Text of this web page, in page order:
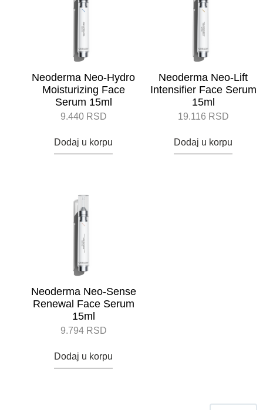
Neoderma Neo-Hydro
Moisturizing Face
Serum 15ml
9.440 RSD
Dodaj u korpu
Neoderma Neo-Lift
Intensifier Face Serum
15ml
19.116 RSD
Dodaj u korpu
Neoderma Neo-Sense
Renewal Face Serum
15ml
9.794 RSD
Dodaj u korpu